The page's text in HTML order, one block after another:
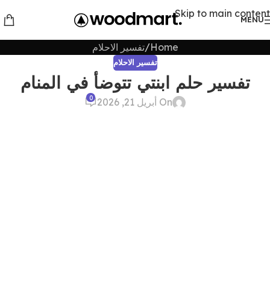
Skip to main content
MENU
Home تفسير الاحلام
تفسير الاحلام
تفسير حلم ابنتي تتوضأ في المنام
On أبريل 21, 2026 0